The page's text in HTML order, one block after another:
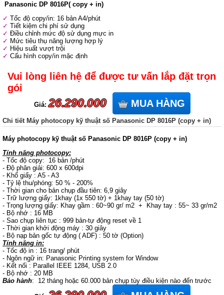
Panasonic DP 8016P( copy + in)
Tốc độ copy/in: 16 bản A4/phút
Tiết kiệm chi phí sử dụng
Điều chỉnh mức độ sử dụng mực in
Mức tiêu thụ năng lượng hợp lý
Hiệu suất vượt trội
Cấu hình copy/in mặc định
Vui lòng liên hệ để được tư vấn lắp đặt trọn
gói
Giá:26.290.000 MUA HÀNG
Chi tiết Máy photocopy kỹ thuật số Panasonic DP 8016P (copy + in)
Máy photocopy kỹ thuật số Panasonic DP 8016P (copy + in)
Tính năng photocopy:
- Tốc độ copy: 16 bản /phút
- Độ phân giải: 600 x 600dpi
- Khổ giấy : A5 - A3
- Tỷ lệ thu/phóng: 50 % - 200%
- Thời gian cho bản chụp đầu tiên: 6,9 giây
- Trữ lượng giấy: 1khay (1x 550 tờ) + 1khay tay (50 tờ)
- Trọng lượng giấy: Khay gầm : 60~90 gr/ m2 + Khay tay : 55~ 33 gr/m2
- Bộ nhớ : 16 MB
- Sao chụp liên tục : 999 bản-tự động reset về 1
- Thời gian khởi động máy : 30 giây
- Bộ nạp bản gốc tự động ( ADF) : 50 tờ (Option)
Tính năng in:
- Tốc độ in : 16 trang/ phút
- Ngôn ngữ in: Panasonic Printing system for Window
- Kết nối : Parallel IEEE 1284, USB 2.0
- Bộ nhớ : 20 MB
Bảo hành: 12 tháng hoặc 60.000 bản chụp tùy điều kiện nào đến trước